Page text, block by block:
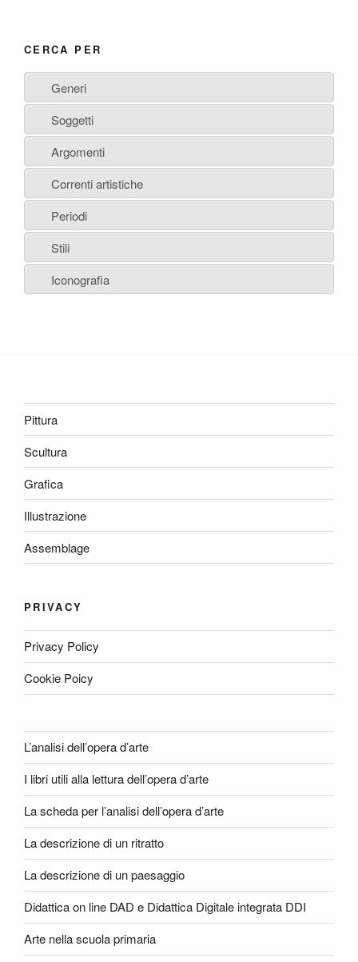
CERCA PER
Generi
Soggetti
Argomenti
Correnti artistiche
Periodi
Stili
Iconografia
Pittura
Scultura
Grafica
Illustrazione
Assemblage
PRIVACY
Privacy Policy
Cookie Poicy
L’analisi dell’opera d’arte
I libri utili alla lettura dell’opera d’arte
La scheda per l’analisi dell’opera d’arte
La descrizione di un ritratto
La descrizione di un paesaggio
Didattica on line DAD e Didattica Digitale integrata DDI
Arte nella scuola primaria